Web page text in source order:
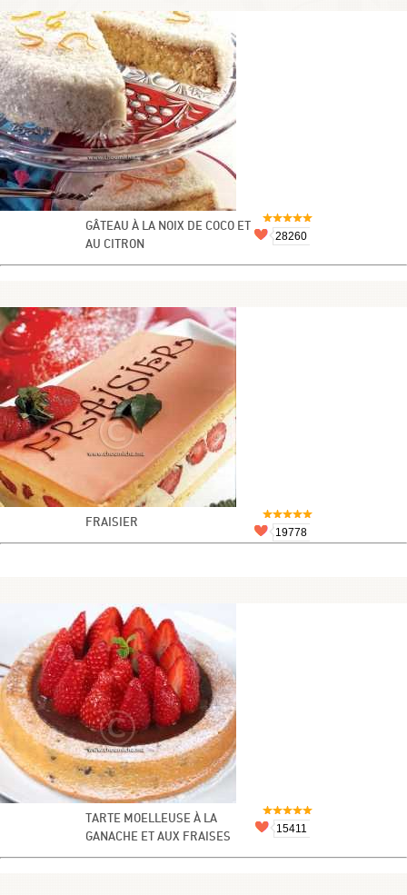
GÂTEAU À LA NOIX DE COCO ET
AU CITRON
28260
FRAISIER
19778
TARTE MOELLEUSE À LA
GANACHE ET AUX FRAISES
15411